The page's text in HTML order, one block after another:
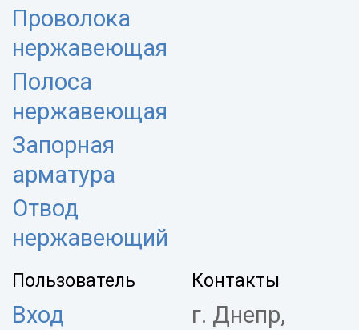
Проволока
нержавеющая
Полоса
нержавеющая
Запорная
арматура
Отвод
нержавеющий
Пользователь
Вход
Контакты
г. Днепр,